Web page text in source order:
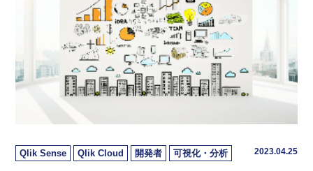
Qlik Sense Qlik Cloud 開発者 可視化・分析 2023.04.25